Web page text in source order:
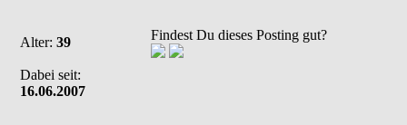
Alter: 39
Dabei seit:
16.06.2007
Findest Du dieses Posting gut?